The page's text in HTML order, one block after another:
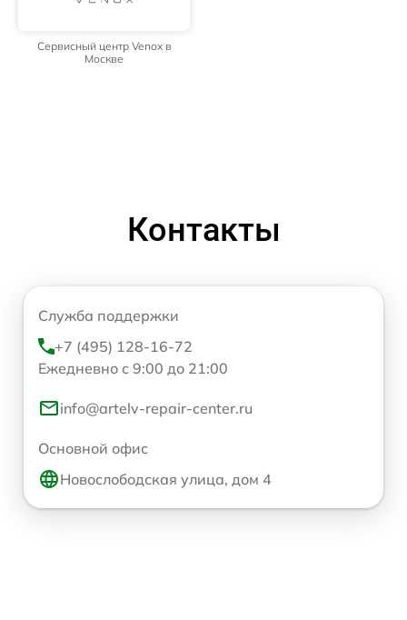
Сервисный центр Venox в
Москве
Контакты
Служба поддержки
+7 (495) 128-16-72
Ежедневно с 9:00 до 21:00
info@artelv-repair-center.ru
Основной офис
Новослободская улица, дом 4